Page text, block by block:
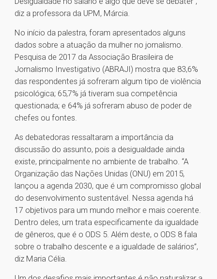
diz a professora da UPM, Márcia.
No início da palestra, foram apresentados alguns
dados sobre a atuação da mulher no jornalismo.
Pesquisa de 2017 da Associação Brasileira de
Jornalismo Investigativo (ABRAJI) mostra que 83,6%
das respondentes já sofreram algum tipo de violência
psicológica; 65,7% já tiveram sua competência
questionada; e 64% já sofreram abuso de poder de
chefes ou fontes.
As debatedoras ressaltaram a importância da
discussão do assunto, pois a desigualdade ainda
existe, principalmente no ambiente de trabalho. “A
Organização das Nações Unidas (ONU) em 2015,
lançou a agenda 2030, que é um compromisso global
do desenvolvimento sustentável. Nessa agenda há
17 objetivos para um mundo melhor e mais coerente.
Dentro deles, um trata especificamente da igualdade
de gêneros, que é o ODS 5. Além deste, o ODS 8 fala
sobre o trabalho descente e a igualdade de salários”,
diz Maria Célia.